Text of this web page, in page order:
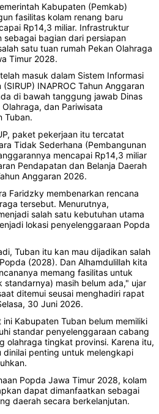
Kabupaten (Pemkab)
fasilitas kolam renang baru
Rp14,3 miliar. Infrastruktur
bagian dari persiapan
satu tuan rumah Pekan Olahraga
Timur 2028.
masuk dalam Sistem Informasi
INAPROC Tahun Anggaran
di bawah tanggung jawab Dinas
dan Pariwisata
Tuban.
paket pekerjaan itu tercatat
Tidak Sederhana (Pembangunan
mencapai Rp14,3 miliar
Pendapatan dan Belanja Daerah
Anggaran 2026.
Faridzky membenarkan rencana
tersebut. Menurutnya,
salah satu kebutuhan utama
lokasi penyelenggaraan Popda
Tuban itu kan mau dijadikan salah
(2028). Dan Alhamdulillah kita
memang fasilitas untuk
standarnya) masih belum ada," ujar
ditemui seusai menghadiri rapat
30 Juni 2026.
Kabupaten Tuban belum memiliki
standar penyelenggaraan cabang
olahraga tingkat provinsi. Karena itu,
dinilai penting untuk melengkapi
Popda Jawa Timur 2028, kolam
dapat dimanfaatkan sebagai
daerah secara berkelanjutan.